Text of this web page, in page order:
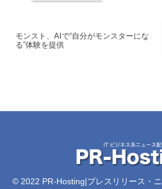
モンスト、AIで“自分がモンスターにな
る”体験を提供
© 2022 PR-Hosting|プレスリリース・ニ